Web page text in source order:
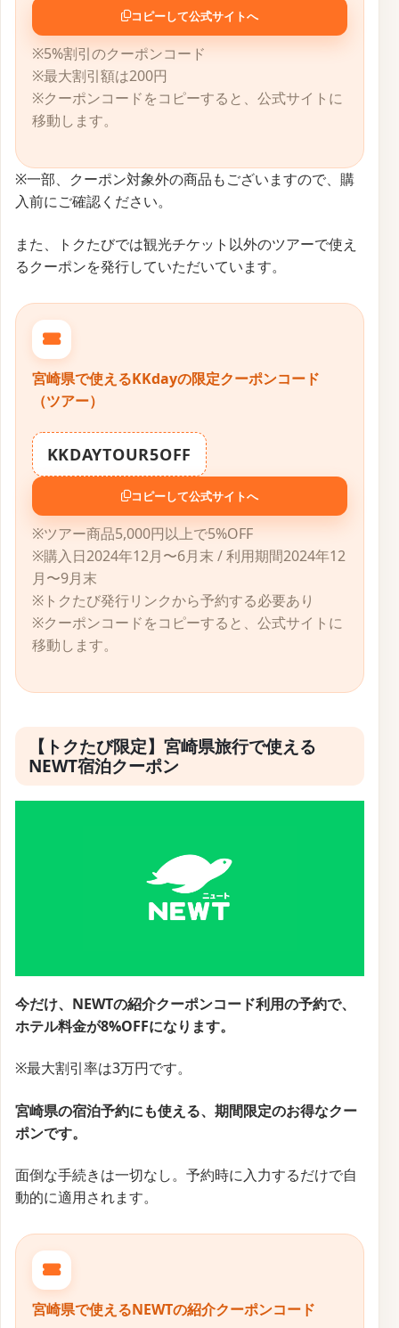
コピーして公式サイトへ
※5%割引のクーポンコード
※最大割引額は200円
※クーポンコードをコピーすると、公式サイトに
移動します。
※一部、クーポン対象外の商品もございますので、購
入前にご確認ください。
また、トクたびでは観光チケット以外のツアーで使え
るクーポンを発行していただいています。
宮崎県で使えるKKdayの限定クーポンコード
（ツアー）
KKDAYTOUR5OFF
コピーして公式サイトへ
※ツアー商品5,000円以上で5%OFF
※購入日2024年12月〜6月末 / 利用期間2024年12
月〜9月末
※トクたび発行リンクから予約する必要あり
※クーポンコードをコピーすると、公式サイトに
移動します。
【トクたび限定】宮崎県旅行で使える
NEWT宿泊クーポン
今だけ、NEWTの紹介クーポンコード利用の予約で、
ホテル料金が8%OFFになります。
※最大割引率は3万円です。
宮崎県の宿泊予約にも使える、期間限定のお得なクー
ポンです。
面倒な手続きは一切なし。予約時に入力するだけで自
動的に適用されます。
宮崎県で使えるNEWTの紹介クーポンコード